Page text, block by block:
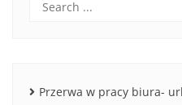
Przerwa w pracy biura-